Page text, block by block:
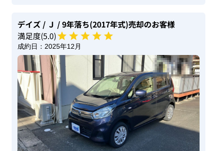
デイズ / Ｊ / 9年落ち(2017年式)売却のお客様
満足度(5.0)
成約日： 2025年12月